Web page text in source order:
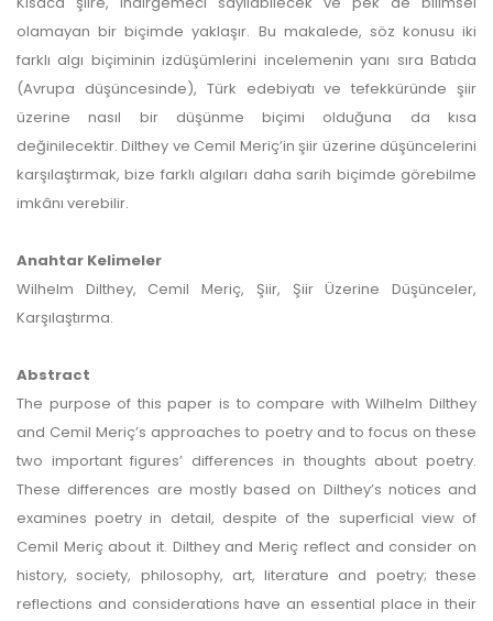
olamayan bir biçimde yaklaşır. Bu makalede, söz konusu iki
farklı algı biçiminin izdüşümlerini incelemenin yanı sıra Batıda
(Avrupa düşüncesinde), Türk edebiyatı ve tefekküründe şiir
üzerine nasıl bir düşünme biçimi olduğuna da kısa
değinilecektir. Dilthey ve Cemil Meriç’in şiir üzerine düşüncelerini
karşılaştırmak, bize farklı algıları daha sarih biçimde görebilme
imkânı verebilir.
Anahtar Kelimeler
Wilhelm Dilthey, Cemil Meriç, Şiir, Şiir Üzerine Düşünceler,
Karşılaştırma.
Abstract
The purpose of this paper is to compare with Wilhelm Dilthey
and Cemil Meriç’s approaches to poetry and to focus on these
two important figures’ differences in thoughts about poetry.
These differences are mostly based on Dilthey’s notices and
examines poetry in detail, despite of the superficial view of
Cemil Meriç about it. Dilthey and Meriç reflect and consider on
history, society, philosophy, art, literature and poetry; these
reflections and considerations have an essential place in their